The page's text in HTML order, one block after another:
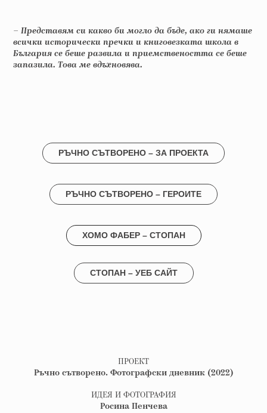
– Представям си какво би могло да бъде, ако ги нямаше
всички исторически пречки и книговезката школа в
България се беше развила и приемствеността се беше
запазила. Това ме вдъхновява.
РЪЧНО СЪТВОРЕНО – ЗА ПРОЕКТА
РЪЧНО СЪТВОРЕНО – ГЕРОИТЕ
ХОМО ФАБЕР – СТОПАН
СТОПАН – УЕБ САЙТ
ПРОЕКТ
Ръчно сътворено. Фотографски дневник​​​​​​​ (2022)
ИДЕЯ И ФОТОГРАФИЯ
Росина Пенчева